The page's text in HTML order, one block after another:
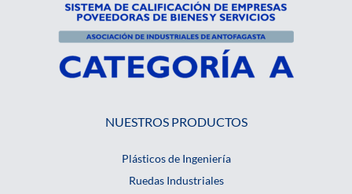
NUESTROS PRODUCTOS
Plásticos de Ingeniería
Ruedas Industriales